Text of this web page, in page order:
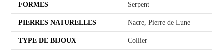
FORMES Serpent
PIERRES NATURELLES Nacre ,Pierre de Lune
TYPE DE BIJOUX Collier